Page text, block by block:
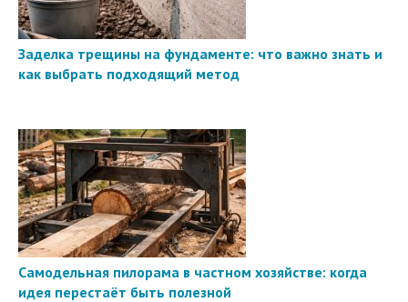
Заделка трещины на фундаменте: что важно знать и
как выбрать подходящий метод
Самодельная пилорама в частном хозяйстве: когда
идея перестаёт быть полезной